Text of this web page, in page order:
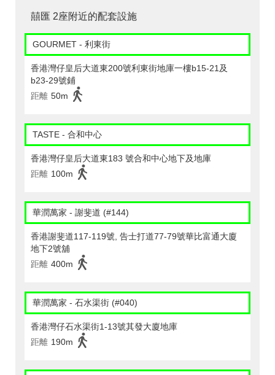
囍匯 2座附近的配套設施
GOURMET - 利東街
香港灣仔皇后大道東200號利東街地庫一樓b15-21及
b23-29號鋪
距離 50m
TASTE - 合和中心
香港灣仔皇后大道東183 號合和中心地下及地庫
距離 100m
華潤萬家 - 謝斐道 (#144)
香港謝斐道117-119號, 告士打道77-79號華比富通大廈
地下2號舖
距離 400m
華潤萬家 - 石水渠街 (#040)
香港灣仔石水渠街1-13號其發大廈地庫
距離 190m